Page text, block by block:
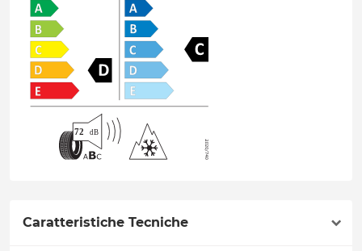
Caratteristiche Tecniche